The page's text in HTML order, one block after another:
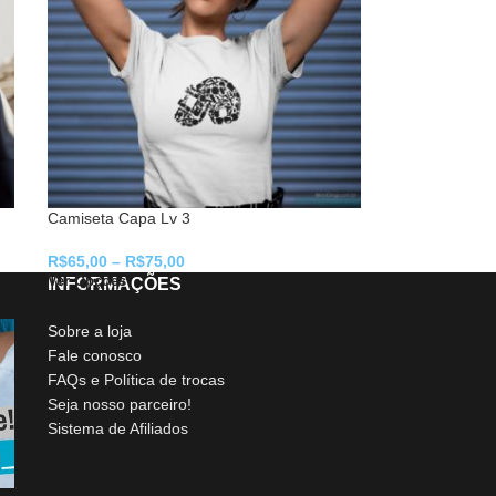
Camiseta Capa Lv 3
R$65,00 – R$75,00
Ver Opções
INFORMAÇÕES
Sobre a loja
Fale conosco
FAQs e Política de trocas
Seja nosso parceiro!
Sistema de Afiliados